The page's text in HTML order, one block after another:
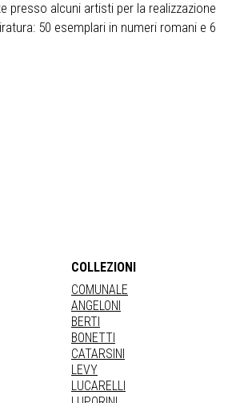
presso alcuni artisti per la realizzazione
50 esemplari in numeri romani e 6
COLLEZIONI
COMUNALE
ANGELONI
BERTI
BONETTI
CATARSINI
LEVY
LUCARELLI